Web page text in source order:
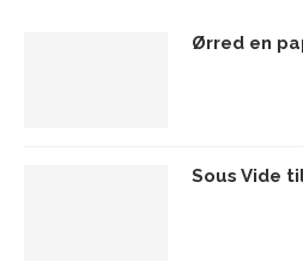
Ørred en
Sous Vide